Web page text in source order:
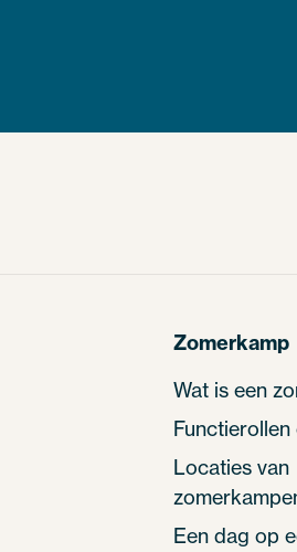
Zomerkamp
Wat is een
Locaties van
Een dag op